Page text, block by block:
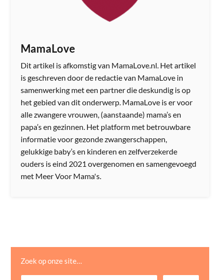
MamaLove
Dit artikel is afkomstig van MamaLove.nl. Het artikel
is geschreven door de redactie van MamaLove in
samenwerking met een partner die deskundig is op
het gebied van dit onderwerp. MamaLove is er voor
alle zwangere vrouwen, (aanstaande) mama’s en
papa’s en gezinnen. Het platform met betrouwbare
informatie voor gezonde zwangerschappen,
gelukkige baby’s en kinderen en zelfverzekerde
ouders is eind 2021 overgenomen en samengevoegd
met Meer Voor Mama's.
Zoek op onze site…